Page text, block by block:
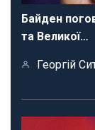
Байден
та Великої…
Георгій